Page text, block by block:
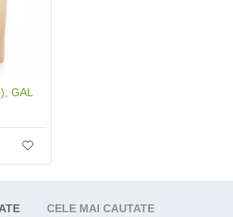
GAL
CELE MAI CAUTATE